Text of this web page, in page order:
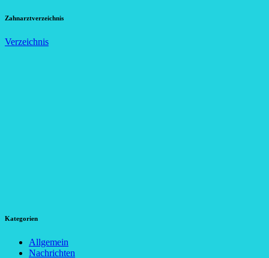
Zahnarztverzeichnis
Verzeichnis
Kategorien
Allgemein
Nachrichten